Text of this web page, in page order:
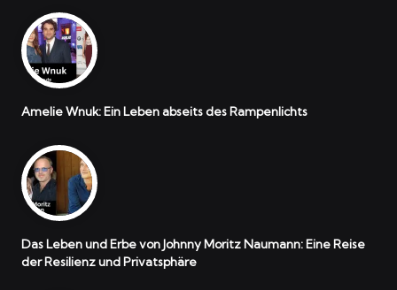
Amelie Wnuk: Ein Leben abseits des Rampenlichts
Das Leben und Erbe von Johnny Moritz Naumann: Eine Reise
der Resilienz und Privatsphäre